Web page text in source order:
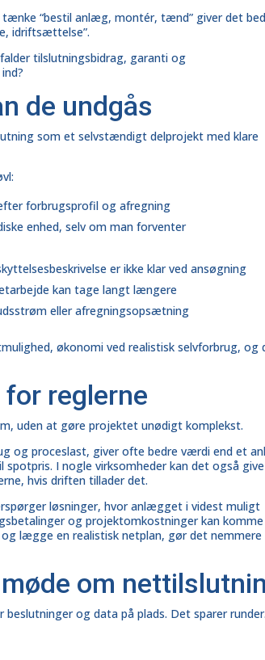
“bestil anlæg, montér, tænd” giver det
idriftsættelse”.
tilslutningsbidrag, garanti og
de undgås
som et selvstændigt delprojekt med klare
forbrugsprofil og afregning
enhed, selv om man forventer
er ikke klar ved ansøgning
kan tage langt længere
eller afregningsopsætning
økonomi ved realistisk selvforbrug, og
reglerne
uden at gøre projektet unødigt komplekst.
og proceslast, giver ofte bedre værdi end et
I nogle virksomheder kan det også give
hvis driften tillader det.
løsninger, hvor anlægget i videst muligt
og projektomkostninger kan
lægge en realistisk netplan, gør det
om
og data på plads. Det sparer runder.